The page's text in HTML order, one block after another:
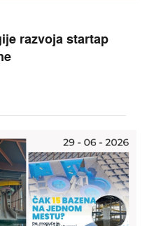
razvoja startap